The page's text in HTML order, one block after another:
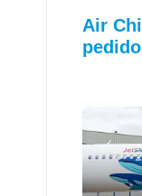
Air